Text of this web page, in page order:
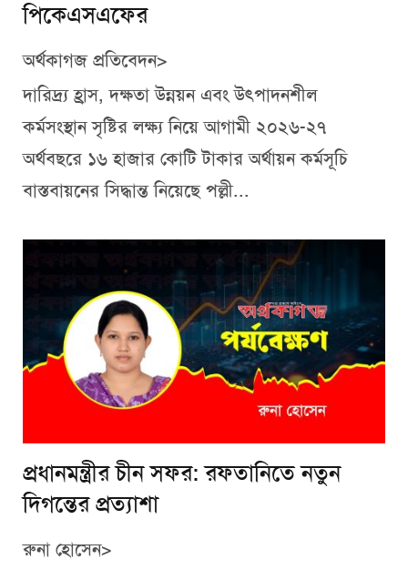
পিকেএসএফের
অর্থকাগজ প্রতিবেদন>
দারিদ্র্য হ্রাস, দক্ষতা উন্নয়ন এবং উৎপাদনশীল
কর্মসংস্থান সৃষ্টির লক্ষ্য নিয়ে আগামী ২০২৬-২৭
অর্থবছরে ১৬ হাজার কোটি টাকার অর্থায়ন কর্মসূচি
বাস্তবায়নের সিদ্ধান্ত নিয়েছে পল্লী...
প্রধানমন্ত্রীর চীন সফর: রফতানিতে নতুন
দিগন্তের প্রত্যাশা
রুনা হোসেন>